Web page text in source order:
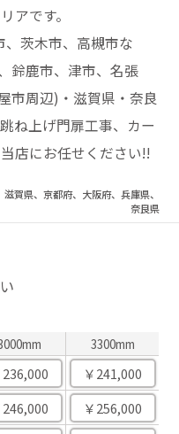
アです。
茨木市、高槻市な
鈴鹿市、津市、名張
市周辺)・滋賀県・奈良
ね上げ門扉工事、カー
店にお任せください!!
賀県、京都府、大阪府、兵庫県、
奈良県
3300mm
236,000 ￥241,000
246,000 ￥256,000